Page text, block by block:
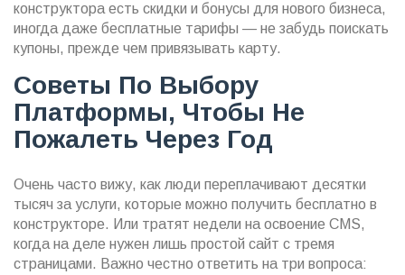
конструктора есть скидки и бонусы для нового бизнеса,
иногда даже бесплатные тарифы — не забудь поискать
купоны, прежде чем привязывать карту.
Советы По Выбору
Платформы, Чтобы Не
Пожалеть Через Год
Очень часто вижу, как люди переплачивают десятки
тысяч за услуги, которые можно получить бесплатно в
конструкторе. Или тратят недели на освоение CMS,
когда на деле нужен лишь простой сайт с тремя
страницами. Важно честно ответить на три вопроса: